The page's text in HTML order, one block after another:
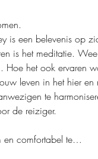
is een belevenis op
is het meditatie.
het ook ervaren
te
en comfortabel te…